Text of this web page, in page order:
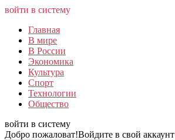
войти в систему
Главная
В мире
В России
Экономика
Культура
Спорт
Технологии
Общество
войти в систему
Добро пожаловат!Войдите в свой аккаунт